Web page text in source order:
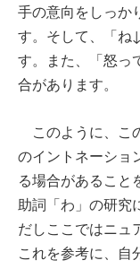
手の意向をしっか
す。そして、「ね
す。また、「怒っ
合があります。
このように、こ
のイントネーショ
る場合があること
助詞「わ」の研究
だしここではニュ
これを参考に、自